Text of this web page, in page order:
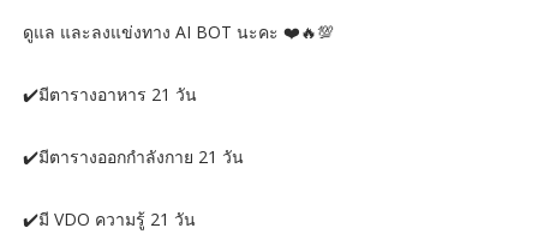
ดูแล และลงแข่งทาง AI BOT นะคะ ❤️🔥💯
✔️มีตารางอาหาร 21 วัน
✔️มีตารางออกกำลังกาย 21 วัน
✔️มี VDO ความรู้ 21 วัน